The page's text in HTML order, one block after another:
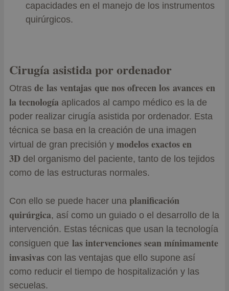
capacidades en el manejo de los instrumentos
quirúrgicos.
Cirugía asistida por ordenador
Otras de las ventajas que nos ofrecen los avances en
la tecnología aplicados al campo médico es la de
poder realizar cirugía asistida por ordenador. Esta
técnica se basa en la creación de una imagen
virtual de gran precisión y modelos exactos en
3D del organismo del paciente, tanto de los tejidos
como de las estructuras normales.
Con ello se puede hacer una planificación
quirúrgica, así como un guiado o el desarrollo de la
intervención. Estas técnicas que usan la tecnología
consiguen que las intervenciones sean mínimamente
invasivas con las ventajas que ello supone así
como reducir el tiempo de hospitalización y las
secuelas.